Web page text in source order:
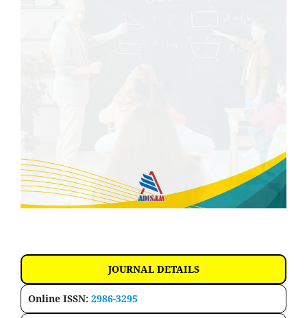
JOURNAL DETAILS
Online ISSN: 2986-3295